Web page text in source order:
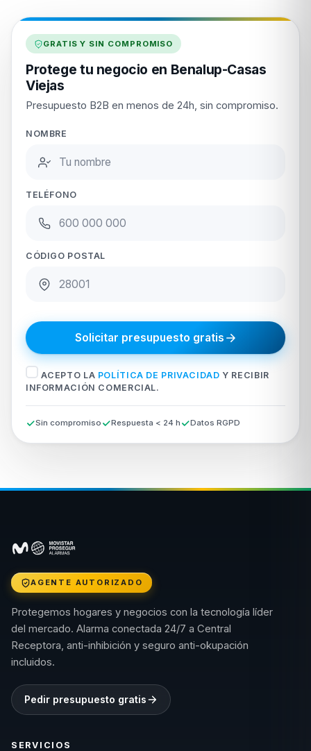
GRATIS Y SIN COMPROMISO
Protege tu negocio en Benalup-Casas
Viejas
Presupuesto B2B en menos de 24h, sin compromiso.
NOMBRE
TELÉFONO
CÓDIGO POSTAL
Solicitar presupuesto gratis
ACEPTO LA POLÍTICA DE PRIVACIDAD Y RECIBIR
INFORMACIÓN COMERCIAL.
Sin compromiso Respuesta < 24 h Datos RGPD
AGENTE AUTORIZADO
Protegemos hogares y negocios con la tecnología líder
del mercado. Alarma conectada 24/7 a Central
Receptora, anti-inhibición y seguro anti-okupación
incluidos.
Pedir presupuesto gratis
SERVICIOS